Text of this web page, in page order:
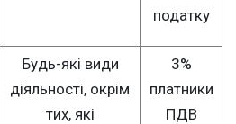
податку
Будь-які види
діяльності, окрім
тих, які
3%
платники
ПДВ